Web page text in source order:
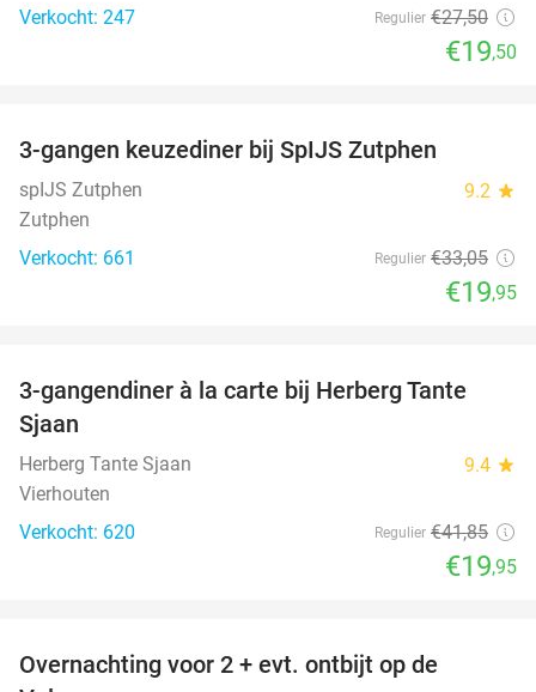
Verkocht: 247
Regulier €27,50
€19,50
3-gangen keuzediner bij SpIJS Zutphen
spIJS Zutphen 9.2 star
Zutphen
Verkocht: 661
Regulier €33,05
€19,95
52%
3-gangendiner à la carte bij Herberg Tante
Sjaan
Herberg Tante Sjaan 9.4 star
Vierhouten
Verkocht: 620
Regulier €41,85
€19,95
Overnachting voor 2 + evt. ontbijt op de